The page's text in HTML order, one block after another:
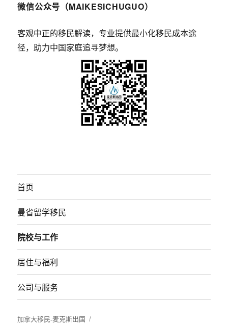
微信公众号（MAIKESICHUGUO）
客观中正的移民解读，专业提供最小化移民成本途
径，助力中国家庭追寻梦想。
首页
曼省留学移民
院校与工作
居住与福利
公司与服务
加拿大移民-麦克斯出国